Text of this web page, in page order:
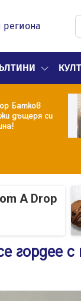
региона
Батков
дъщеря си
A Drop
гордее с